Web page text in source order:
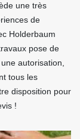
une très
de
Holderbaum
pose de
autorisation,
tous les
disposition pour
!